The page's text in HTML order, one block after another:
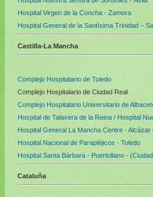
Hospital Virgen de la Concha - Zamora
Hospital General de la Santísima Trinidad –
Castilla-La Mancha
Complejo Hospitalario de Toledo
Complejo Hospitalario de Ciudad Real
Complejo Hospitalario Universitario de
Hospital de Talavera de la Reina / Hospital
Hospital General La Mancha Centre -
Hospital Nacional de Parapléjicos - Toledo
Hospital Santa Bárbara - Puertollano -
Cataluña